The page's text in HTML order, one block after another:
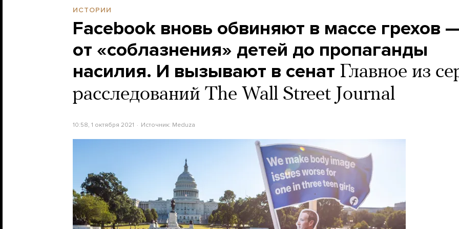
ИСТОРИИ
Facebook вновь обвиняют в массе грехов
от «соблазнения» детей до пропаганды
насилия. И вызывают в cенат Главное из
расследований The Wall Street Journal
10:58, 1 октября 2021 Источник: Meduza